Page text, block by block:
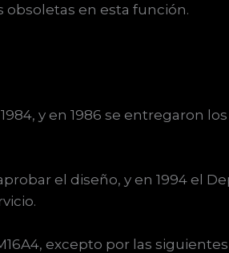
obsoletas en esta función.
y en 1986 se entregaron
el diseño, y en 1994 el
excepto por las